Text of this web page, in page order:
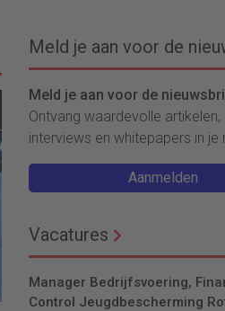
Meld je aan voor de
Meld je aan voor de
Ontvang waardevolle artikelen,
interviews en whitepapers in je
Aanmelden
Vacatures
Manager Bedrijfsvoering,
Control Jeugdbescherming